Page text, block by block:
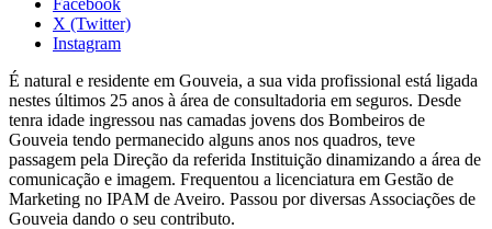
X (Twitter)
Instagram
É natural e residente em Gouveia, a sua vida profissional está ligada
nestes últimos 25 anos à área de consultadoria em seguros. Desde
tenra idade ingressou nas camadas jovens dos Bombeiros de
Gouveia tendo permanecido alguns anos nos quadros, teve
passagem pela Direção da referida Instituição dinamizando a área de
comunicação e imagem. Frequentou a licenciatura em Gestão de
Marketing no IPAM de Aveiro. Passou por diversas Associações de
Gouveia dando o seu contributo.